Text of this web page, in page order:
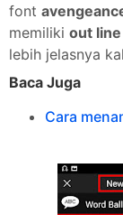
font
memiliki out line
lebih jelasnya
Baca Juga
Cara